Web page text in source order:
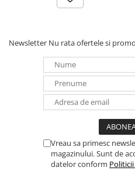
Panouri portabile
Statii energie portabile
Intrerupatoare si prize
Dulapuri pentru cablare
Sigurante
Tablouri electrice
Lumina (Becuri si Lanterne)
Newsletter Nu rata ofertele si
Vreau sa primesc
magazinului. Sunt de
datelor conform